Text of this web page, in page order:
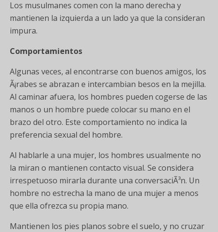
Los musulmanes comen con la mano derecha y
mantienen la izquierda a un lado ya que la consideran
impura.
Comportamientos
Algunas veces, al encontrarse con buenos amigos, los
Ã¡rabes se abrazan e intercambian besos en la mejilla.
Al caminar afuera, los hombres pueden cogerse de las
manos o un hombre puede colocar su mano en el
brazo del otro. Este comportamiento no indica la
preferencia sexual del hombre.
Al hablarle a una mujer, los hombres usualmente no
la miran o mantienen contacto visual. Se considera
irrespetuoso mirarla durante una conversaciÃ³n. Un
hombre no estrecha la mano de una mujer a menos
que ella ofrezca su propia mano.
Mantienen los pies planos sobre el suelo, y no cruzar